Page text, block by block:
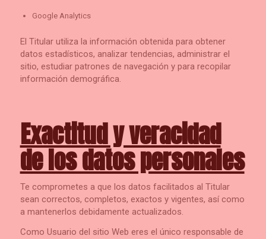
Google Analytics
El Titular utiliza la información obtenida para obtener
datos estadísticos, analizar tendencias, administrar el
sitio, estudiar patrones de navegación y para recopilar
información demográfica.
Exactitud y veracidad
de los datos personales
Te comprometes a que los datos facilitados al Titular
sean correctos, completos, exactos y vigentes, así como
a mantenerlos debidamente actualizados.
Como Usuario del sitio Web eres el único responsable de